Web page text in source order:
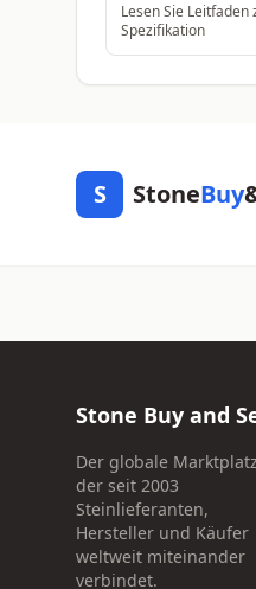
Lesen Sie Leitfaden
Spezifikation
S StoneBuy
Stone Buy and
Der globale
der seit 2003
Steinlieferanten,
Hersteller und Käufer
weltweit miteinander
verbindet.